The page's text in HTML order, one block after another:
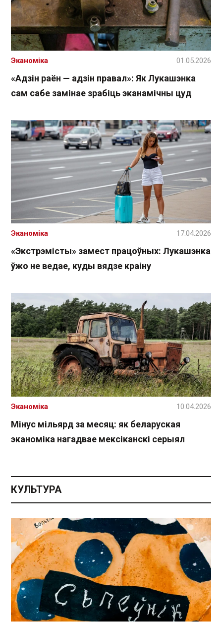
«Адзін раён — адзін правал»: Як Лукашэнка
сам сабе замінае зрабіць эканамічны цуд
Эканоміка 01.05.2026
«Экстрэмісты» замест працоўных: Лукашэнка
ўжо не ведае, куды вядзе краіну
Эканоміка 17.04.2026
Мінус мільярд за месяц: як беларуская
эканоміка нагадвае мексіканскі серыял
Эканоміка 10.04.2026
КУЛЬТУРА